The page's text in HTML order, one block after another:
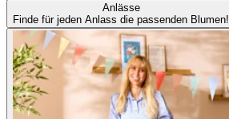
Anlässe
Finde für jeden Anlass die passenden Blumen!